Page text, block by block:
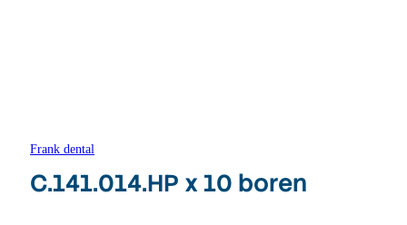
Frank dental
C.141.014.HP x 10 boren